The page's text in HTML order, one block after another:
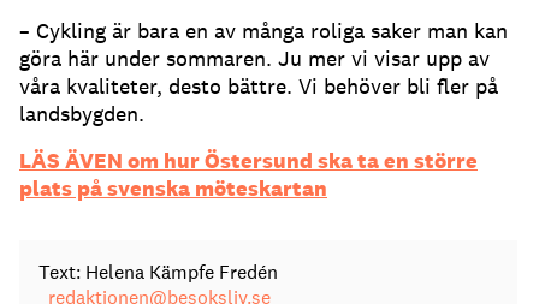
– Cykling är bara en av många roliga saker man kan
göra här under sommaren. Ju mer vi visar upp av
våra kvaliteter, desto bättre. Vi behöver bli fler på
landsbygden.
LÄS ÄVEN om hur Östersund ska ta en större
plats på svenska möteskartan
Text: Helena Kämpfe Fredén
redaktionen@besoksliv.se